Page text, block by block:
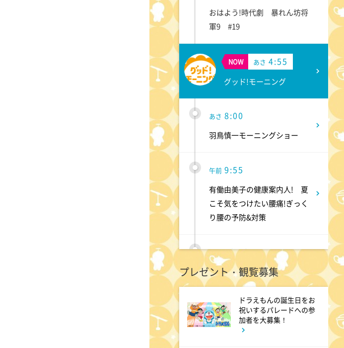
おはよう!時代劇 暴れん坊将
軍9 #19
NOW あさ 4:55
グッド!モーニング
あさ 8:00
羽鳥慎一モーニングショー
午前 9:55
有働由美子の健康案内人! 夏
こそ気をつけたい腰痛!ぎっく
り腰の予防&対策
午前 10:10
じゅん散歩
午前 10:40
大下容子ワイド!スクランブル
プレゼント・観覧募集
ドラえもんの誕生日をお
祝いするパレードへの参
加者を大募集！